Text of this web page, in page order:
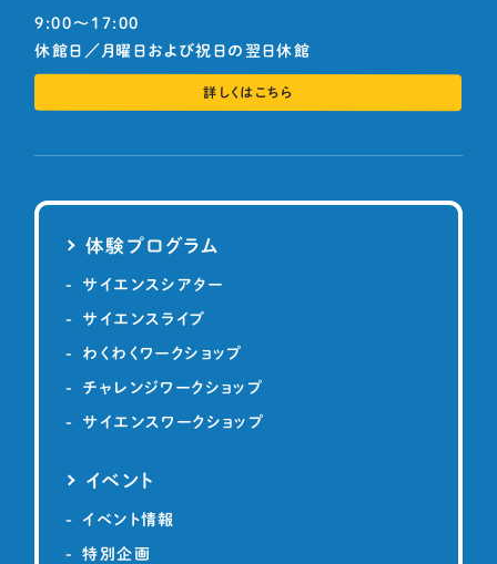
9:00〜17:00
休館日／月曜日および祝日の翌日休館
詳しくはこちら
体験プログラム
サイエンスシアター
サイエンスライブ
わくわくワークショップ
チャレンジワークショップ
サイエンスワークショップ
イベント
イベント情報
特別企画